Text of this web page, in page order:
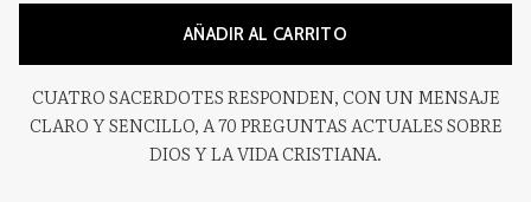
AÑADIR AL CARRITO
CUATRO SACERDOTES RESPONDEN, CON UN MENSAJE
CLARO Y SENCILLO, A 70 PREGUNTAS ACTUALES SOBRE
DIOS Y LA VIDA CRISTIANA.